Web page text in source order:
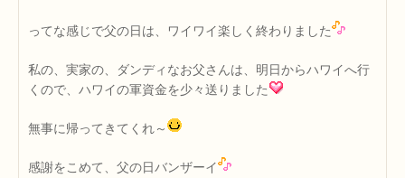
ってな感じで父の日は、ワイワイ楽しく終わりました
私の、実家の、ダンディなお父さんは、明日からハワイへ行
くので、ハワイの軍資金を少々送りました
無事に帰ってきてくれ～
感謝をこめて、父の日バンザーイ